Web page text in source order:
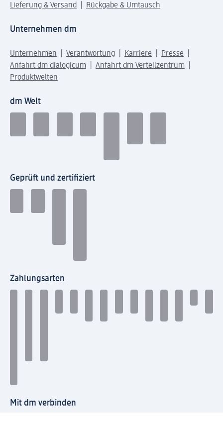
Lieferung & Versand
Rückgabe & Umtausch
Unternehmen dm
Unternehmen Verantwortung Karriere
Presse
Anfahrt dm dialogicum
Anfahrt dm Verteilzentrum
Produktwelten
dm Welt
Geprüft und zertifiziert
Zahlungsarten
Mit dm verbinden